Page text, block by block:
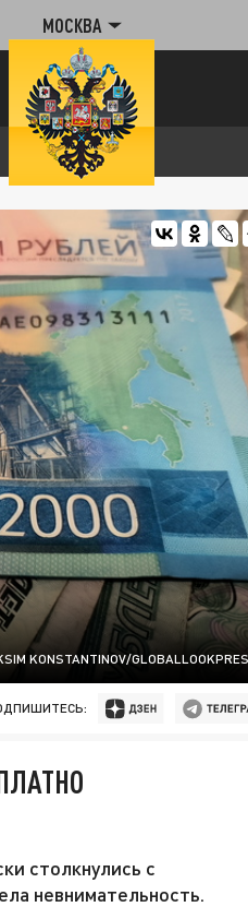
МОСКВА
KONSTANTINOV/
столкнулись с
невнимательность.